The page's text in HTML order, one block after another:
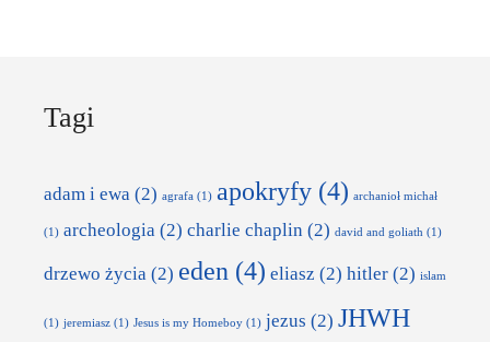
Tagi
adam i ewa (2) agrafa (1) apokryfy (4) archanioł michał
(1) archeologia (2) charlie chaplin (2) david and goliath (1)
drzewo życia (2) eden (4) eliasz (2) hitler (2) islam
(1) jeremiasz (1) Jesus is my Homeboy (1) jezus (2) JHWH